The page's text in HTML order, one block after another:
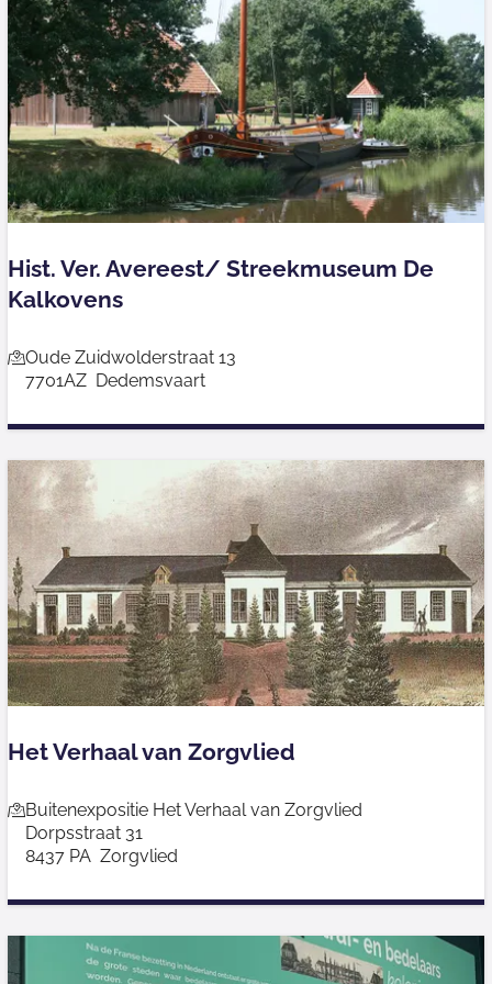
i
n
a
o
o
r
d
m
V
a
l
s
e
K
n
s
Hist. Ver. Avereest/ Streekmuseum De
Kalkovens
H
s
V
e
r
.
A
v
e
e
s
S
t
r
Oude Zuidwolderstraat 13
7701AZ Dedemsvaart
Het Verhaal van Zorgvlied
H
V
e
r
Buitenexpositie Het Verhaal van Zorgvlied
Dorpsstraat 31
8437 PA Zorgvlied